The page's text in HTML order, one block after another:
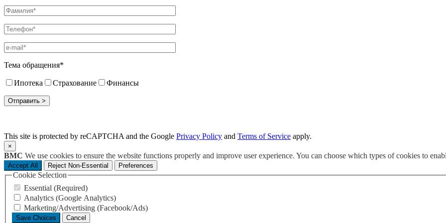
Тема обращения*
Ипотека Страхование Финансы
This site is protected by reCAPTCHA and the Google Privacy Policy and Terms of Service apply.
×
BMC We use cookies to ensure the website functions properly and improve user experience. You can choose which types of cookies to
Accept All Reject Non-Essential Preferences
Cookie Selection
Essential (Required)
Analytics (Google Analytics)
Marketing/Advertising (Facebook/Ads)
Save Choices Cancel